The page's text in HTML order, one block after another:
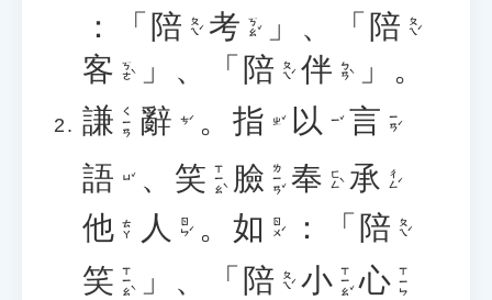
：「 陪 ㄆㄟˊ 考 ㄎㄠˇ 」、「 陪 ㄆㄟˊ
客 ㄎㄜˋ 」、「 陪 ㄆㄟˊ 伴 ㄅㄢˋ
」。
謙 ㄑㄧㄢ 辭 ㄘˊ 。 指 ㄓˇ 以 ㄧˇ 言 ㄧㄢˊ
語 ㄩˇ 、 笑 ㄒㄧㄠˋ 臉 ㄌㄧㄢˇ 奉 ㄈㄥˋ 承 ㄔㄥˊ
他 ㄊㄚ 人 ㄖㄣˊ 。 如 ㄖㄨˊ ：「 陪 ㄆㄟˊ
笑 ㄒㄧㄠˋ 」、「 陪 ㄆㄟˊ 小 ㄒㄧㄠˇ 心 ㄒㄧㄣ